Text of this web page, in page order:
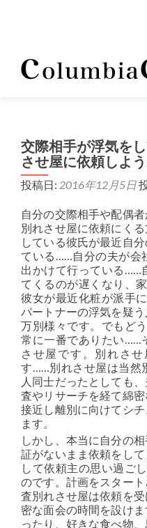
交際相手が浮気を
させ屋に依頼しよ
投稿日: 2016年12月5日
自分の交際相手や配偶
別れさせ屋に依頼にく
している彼氏が最近自
ている……自分の夫が会
出かけて行っている……
てくるのが遅くなり、
彼女が最近化粧が派手
パートナーの浮気を疑
万別様々です。でもど
常に一番でありたい……
させ屋です。別れさ
す……別れさせ屋は当然
人同士だったとしても
査やリサーチを経て綿
接近し離別に向けてシ
ます。
しかし、本当に自分の
証がないまま依頼をし
して依頼主の思い過ご
のです。計画をスター
査別れさせ屋は依頼を
密な面会の時間を設け
ったり、好きな食べ物